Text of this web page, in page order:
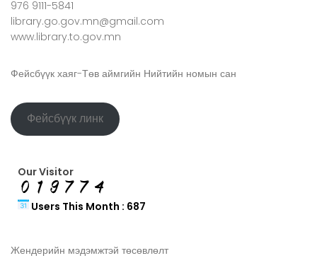
976 9111-5841
library.go.gov.mn@gmail.com
www.library.to.gov.mn
Фейсбүүк хаяг-Төв аймгийн Нийтийн номын сан
Фейсбүүк линк
Our Visitor
Users This Month : 687
Жендерийн мэдэмжтэй төсөвлөлт